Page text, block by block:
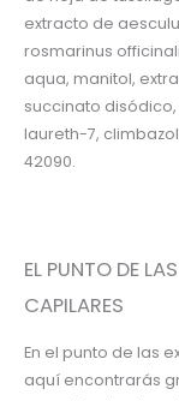
extracto de
rosmarinus
aqua, manitol,
succinato
laureth-7,
42090.
EL PUNTO DE
CAPILARES
En el punto de las
aquí encontrarás